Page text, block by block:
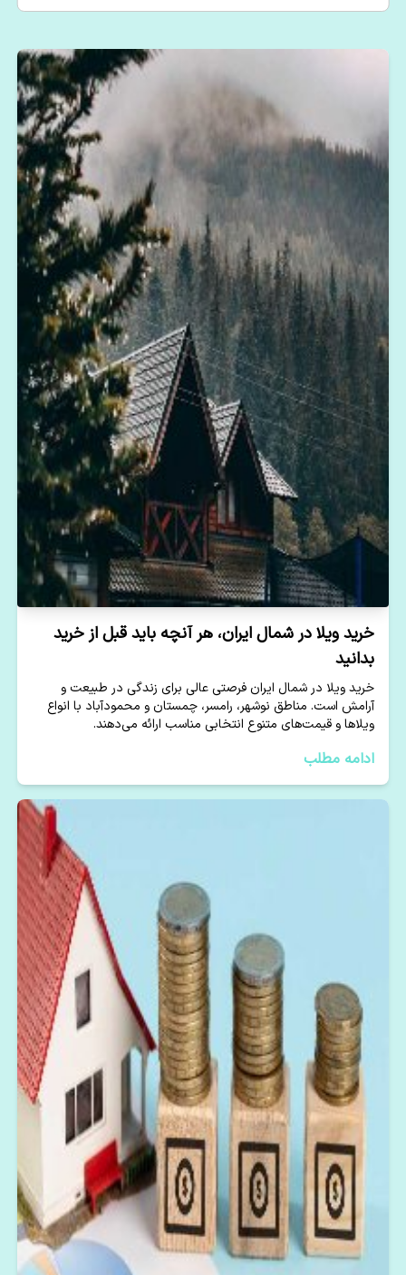
خرید ویلا در شمال ایران، هر آنچه باید قبل از خرید
بدانید
خرید ویلا در شمال ایران فرصتی عالی برای زندگی در طبیعت و
آرامش است. مناطق نوشهر، رامسر، چمستان و محمودآباد با انواع
ویلاها و قیمت‌های متنوع انتخابی مناسب ارائه می‌دهند.
ادامه مطلب